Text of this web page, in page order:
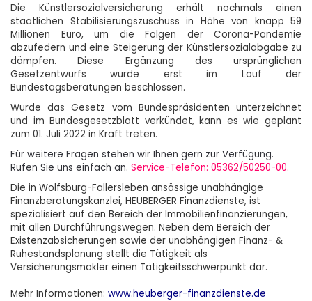
Die Künstlersozialversicherung erhält nochmals einen
staatlichen Stabilisierungszuschuss in Höhe von knapp 59
Millionen Euro, um die Folgen der Corona-Pandemie
abzufedern und eine Steigerung der Künstlersozialabgabe zu
dämpfen. Diese Ergänzung des ursprünglichen
Gesetzentwurfs wurde erst im Lauf der
Bundestagsberatungen beschlossen.
Wurde das Gesetz vom Bundespräsidenten unterzeichnet
und im Bundesgesetzblatt verkündet, kann es wie geplant
zum 01. Juli 2022 in Kraft treten.
Für weitere Fragen stehen wir Ihnen gern zur Verfügung.
Rufen Sie uns einfach an. Service-Telefon: 05362/50250-00.
Die in Wolfsburg-Fallersleben ansässige unabhängige
Finanzberatungskanzlei, HEUBERGER Finanzdienste, ist
spezialisiert auf den Bereich der Immobilienfinanzierungen,
mit allen Durchführungswegen. Neben dem Bereich der
Existenzabsicherungen sowie der unabhängigen Finanz- &
Ruhestandsplanung stellt die Tätigkeit als
Versicherungsmakler einen Tätigkeitsschwerpunkt dar.
Mehr Informationen: www.heuberger-finanzdienste.de